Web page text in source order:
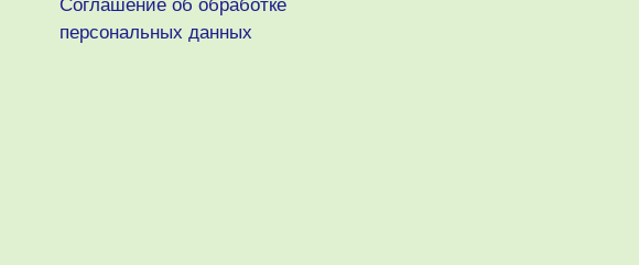
Соглашение об обработке
персональных данных